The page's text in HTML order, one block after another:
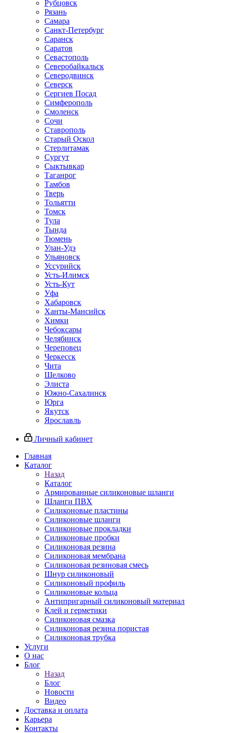
Рубцовск
Рязань
Самара
Санкт-Петербург
Саранск
Саратов
Севастополь
Северобайкальск
Северодвинск
Северск
Сергиев Посад
Симферополь
Смоленск
Сочи
Ставрополь
Старый Оскол
Стерлитамак
Сургут
Сыктывкар
Таганрог
Тамбов
Тверь
Тольятти
Томск
Тула
Тында
Тюмень
Улан-Удэ
Ульяновск
Уссурийск
Усть-Илимск
Усть-Кут
Уфа
Хабаровск
Ханты-Мансийск
Химки
Чебоксары
Челябинск
Череповец
Черкесск
Чита
Щелково
Элиста
Южно-Сахалинск
Юрга
Якутск
Ярославль
Личный кабинет
Главная
Каталог
Назад
Каталог
Армированные силиконовые шланги
Шланги ПВХ
Силиконовые пластины
Силиконовые шланги
Силиконовые прокладки
Силиконовые пробки
Силиконовая резина
Силиконовая мембрана
Силиконовая резиновая смесь
Шнур силиконовый
Силиконовый профиль
Силиконовые кольца
Антипригарный силиконовый материал
Клей и герметики
Силиконовая смазка
Силиконовая резина пористая
Силиконовая трубка
Услуги
О нас
Блог
Назад
Блог
Новости
Видео
Доставка и оплата
Карьера
Контакты